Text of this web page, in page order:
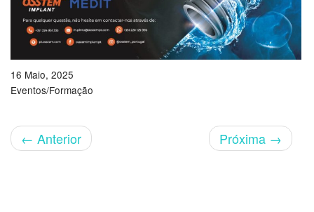
16 Maio, 2025
Eventos/Formação
← Anterior Próxima →